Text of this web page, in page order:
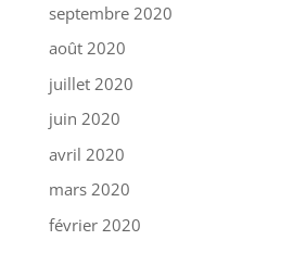
septembre 2020
août 2020
juillet 2020
juin 2020
avril 2020
mars 2020
février 2020